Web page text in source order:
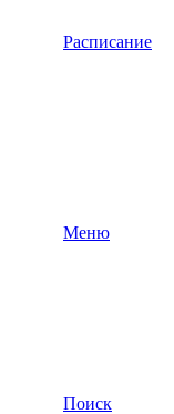
Расписание
Меню
Поиск